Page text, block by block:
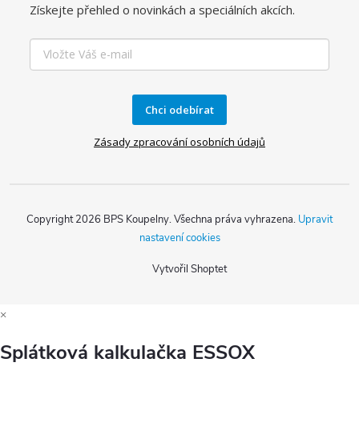
Získejte přehled o novinkách a speciálních akcích.
Chci odebírat
Zásady zpracování osobních údajů
Vytvořil Shoptet
Copyright 2026 BPS Koupelny. Všechna práva vyhrazena. Upravit
nastavení cookies
×
Splátková kalkulačka ESSOX